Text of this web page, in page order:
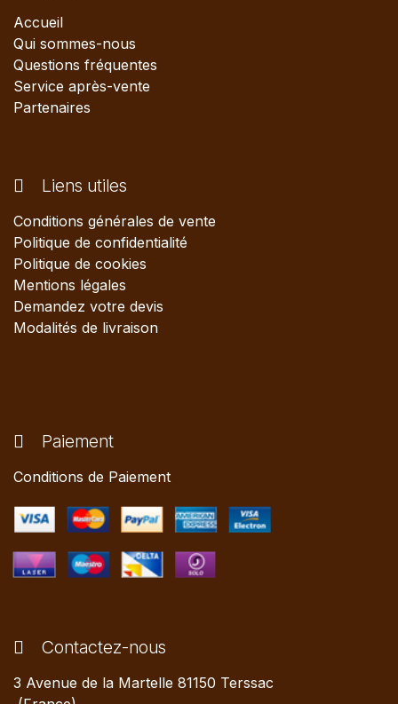
Accueil
Qui sommes-nous
Questions fréquentes
Service après-vente
Partenaires
Liens utiles
Conditions générales de vente
Politique de confidentialité
Politique de cookies
Mentions légales
Demandez votre devis
Modalités de livraison
Paiement
Conditions de Paiement
Contactez-nous
3 Avenue de la Martelle 81150 Terssac